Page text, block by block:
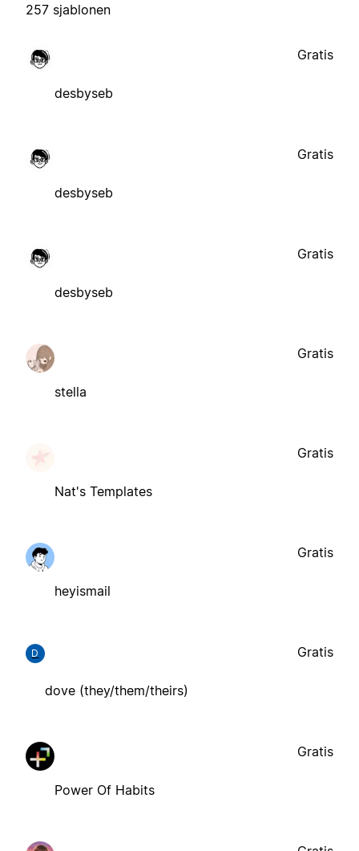
257 sjablonen
desbyseb
Gratis
desbyseb
Gratis
desbyseb
Gratis
stella
Gratis
Nat's Templates
Gratis
heyismail
Gratis
D
dove (they/them/theirs)
Gratis
Power Of Habits
Gratis